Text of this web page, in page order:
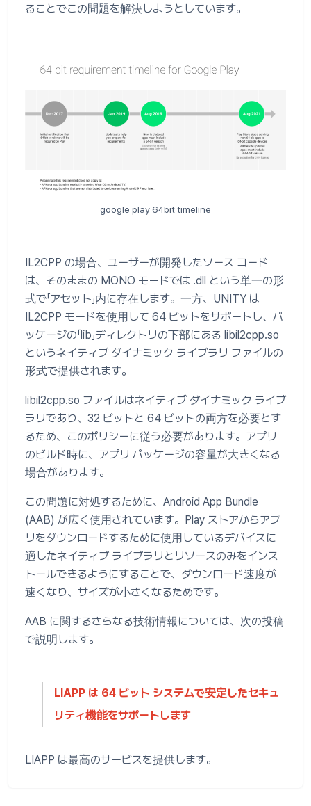
ることでこの問題を解決しようとしています。
google play 64bit timeline
IL2CPP の場合、ユーザーが開発したソース コード
は、そのままの MONO モードでは .dll という単一の形
式で「アセット」内に存在します。一方、UNITY は
IL2CPP モードを使用して 64 ビットをサポートし、パ
ッケージの「lib」ディレクトリの下部にある libil2cpp.so
というネイティブ ダイナミック ライブラリ ファイルの
形式で提供されます。
libil2cpp.so ファイルはネイティブ ダイナミック ライブ
ラリであり、32 ビットと 64 ビットの両方を必要とす
るため、このポリシーに従う必要があります。アプリ
のビルド時に、アプリ パッケージの容量が大きくなる
場合があります。
この問題に対処するために、Android App Bundle
(AAB) が広く使用されています。Play ストアからアプ
リをダウンロードするために使用しているデバイスに
適したネイティブ ライブラリとリソースのみをインス
トールできるようにすることで、ダウンロード速度が
速くなり、サイズが小さくなるためです。
AAB に関するさらなる技術情報については、次の投稿
で説明します。
LIAPP は 64 ビット システムで安定したセキュ
リティ機能をサポートします
LIAPP は最高のサービスを提供します。